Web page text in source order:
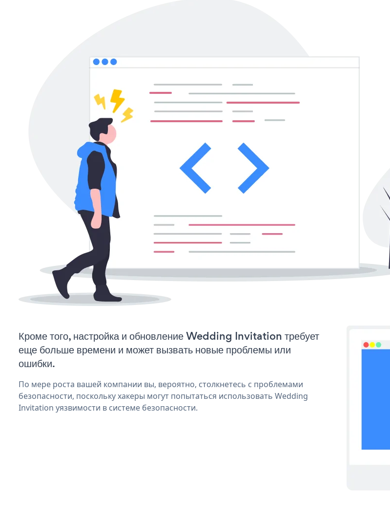
Кроме того, настройка и обновление Wedding Invitation требует
еще больше времени и может вызвать новые проблемы или
ошибки.
По мере роста вашей компании вы, вероятно, столкнетесь с проблемами
безопасности, поскольку хакеры могут попытаться использовать Wedding
Invitation уязвимости в системе безопасности.